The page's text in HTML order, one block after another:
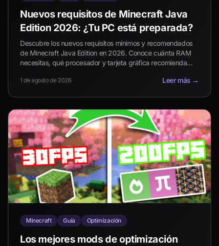
Nuevos requisitos de Minecraft Java
Edition 2026: ¿Tu PC está preparada?
Descubre los nuevos requisitos mínimos y recomendados
de Minecraft Java Edition en 2026. Conoce cuánta RAM
necesitas, qué procesador y tarjeta gráfica recomienda
1 de agosto de 2026 Leer más →
Minecraft Guía Optimización
Los mejores mods de optimización